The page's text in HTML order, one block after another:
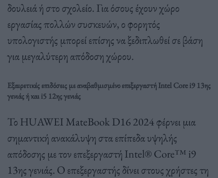
δουλειά ή στο σχολείο. Για όσους έχουν χώρο
εργασίας πολλών συσκευών, ο φορητός
υπολογιστής μπορεί επίσης να ξεδιπλωθεί σε βάση
για μεγαλύτερη απόδοση χώρου.
Εξαιρετικές επιδόσεις με αναβαθμισμένο επεξεργαστή Intel Core i9 13ης
γενιάς ή και i5 12ης γενιάς
Το HUAWEI MateBook D16 2024 φέρνει μια
σημαντική ανακάλυψη στα επίπεδα υψηλής
απόδοσης με τον επεξεργαστή Intel® Core™ i9
13ης γενιάς. Ο επεξεργαστής δίνει στους χρήστες τη